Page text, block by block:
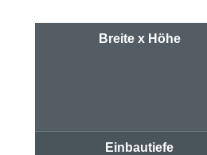
Breite x Höhe
Einbautiefe